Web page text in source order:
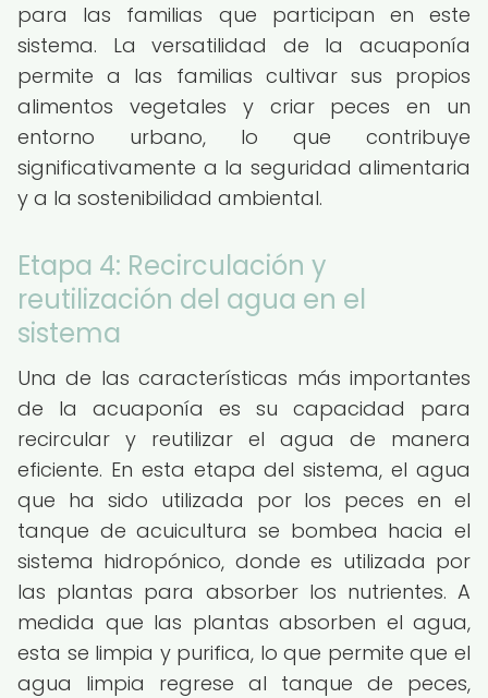
para las familias que participan en este
sistema. La versatilidad de la acuaponía
permite a las familias cultivar sus propios
alimentos vegetales y criar peces en un
entorno urbano, lo que contribuye
significativamente a la seguridad alimentaria
y a la sostenibilidad ambiental.
Etapa 4: Recirculación y
reutilización del agua en el
sistema
Una de las características más importantes
de la acuaponía es su capacidad para
recircular y reutilizar el agua de manera
eficiente. En esta etapa del sistema, el agua
que ha sido utilizada por los peces en el
tanque de acuicultura se bombea hacia el
sistema hidropónico, donde es utilizada por
las plantas para absorber los nutrientes. A
medida que las plantas absorben el agua,
esta se limpia y purifica, lo que permite que el
agua limpia regrese al tanque de peces,